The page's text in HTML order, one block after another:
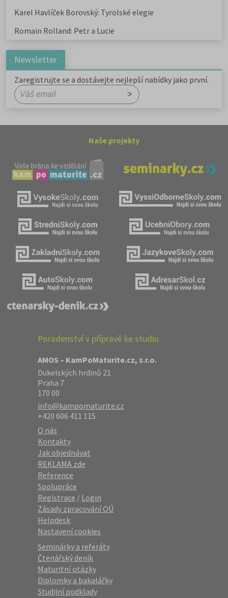
Karel Havlíček Borovský: Tyrolské elegie
Romain Rolland: Petr a Lucie
Newsletter
Zaregistrujte se a dostávejte nejlepší nabídky jako první.
Naše projekty
Poradenství v přípravě ke studiu
AMOS – KamPoMaturite.cz, s.r.o.
Dukelských hrdinů 21
Praha 7
170 00
info@kampomaturite.cz
+420 606 411 115
O nás
Kontakty
Jak objednávat
REKLAMA zde
Reference
Spolupráce
Registrace / Login
Zásady zpracování OÚ
Helpdesk
Nastavení cookies
Seminárky a referáty
Čtenářský deník
Maturitní otázky
Diplomky a bakalářky
Studijní podklady